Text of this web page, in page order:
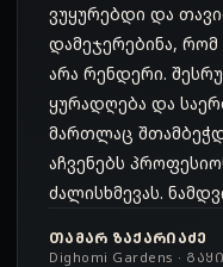
ვუყურებდი და
დამეჯერებინა,
არა რენდერი.
ყურადღება და
მართლაც
აჩვენებს
ძალისხმევას.
ᲗᲐᲛᲐᲠ ᲖᲐᲥᲐᲠᲘᲐᲫᲔ
Dighomi Gardens ·